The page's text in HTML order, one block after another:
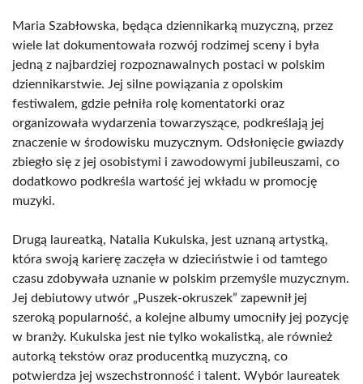
Maria Szabłowska, będąca dziennikarką muzyczną, przez
wiele lat dokumentowała rozwój rodzimej sceny i była
jedną z najbardziej rozpoznawalnych postaci w polskim
dziennikarstwie. Jej silne powiązania z opolskim
festiwalem, gdzie pełniła rolę komentatorki oraz
organizowała wydarzenia towarzyszące, podkreślają jej
znaczenie w środowisku muzycznym. Odsłonięcie gwiazdy
zbiegło się z jej osobistymi i zawodowymi jubileuszami, co
dodatkowo podkreśla wartość jej wkładu w promocję
muzyki.
Drugą laureatką, Natalia Kukulska, jest uznaną artystką,
która swoją karierę zaczęła w dzieciństwie i od tamtego
czasu zdobywała uznanie w polskim przemyśle muzycznym.
Jej debiutowy utwór „Puszek-okruszek” zapewnił jej
szeroką popularność, a kolejne albumy umocniły jej pozycję
w branży. Kukulska jest nie tylko wokalistką, ale również
autorką tekstów oraz producentką muzyczną, co
potwierdza jej wszechstronność i talent. Wybór laureatek